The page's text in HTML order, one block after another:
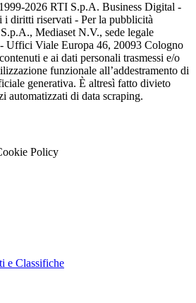
2026 RTI S.p.A. Business Digital -
i diritti riservati - Per la pubblicità
Mediaset N.V., sede legale
Uffici Viale Europa 46, 20093 Cologno
e ai dati personali trasmessi e/o
funzionale all’addestramento di
generativa. È altresì fatto divieto
automatizzati di data scraping.
Policy
e Classifiche